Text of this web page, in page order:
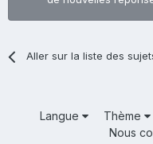
Aller sur la liste des
Langue Thème
Nous